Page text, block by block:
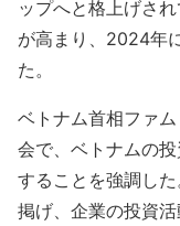
ップへと格上げさ
が高まり、2024年
た。
ベトナム首相ファ
会で、ベトナムの
することを強調し
掲げ、企業の投資